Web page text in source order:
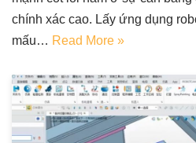
chính xác cao. Lấy ứng dụng
mấu… Read More »